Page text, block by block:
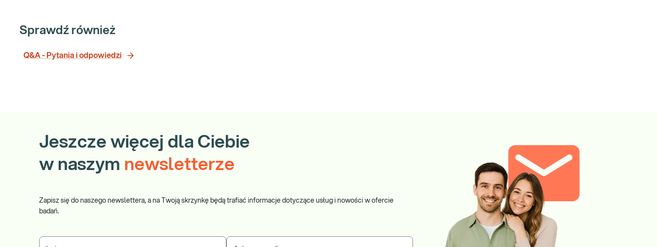
Sprawdź również
Q&A - Pytania i odpowiedzi
Jeszcze więcej dla Ciebie
w naszym newsletterze
Zapisz się do naszego newslettera, a na Twoją skrzynkę będą trafiać informacje dotyczące usług i nowości w ofercie
badań.